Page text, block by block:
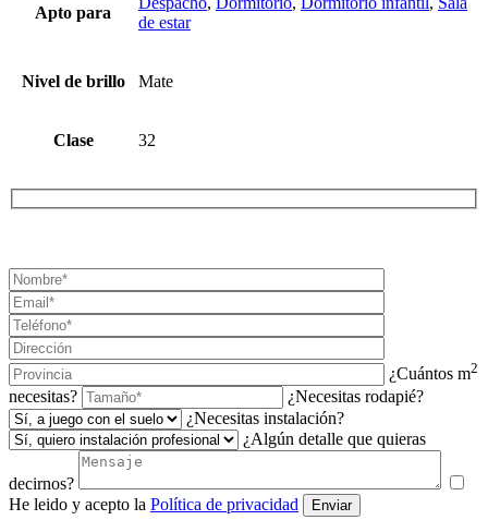
Apto para
de estar
Nivel de brillo Mate
Clase 32
¿Cuántos m2
necesitas?
¿Necesitas rodapié?
¿Necesitas instalación?
¿Algún detalle que quieras
decirnos?
He leido y acepto la Política de privacidad Enviar